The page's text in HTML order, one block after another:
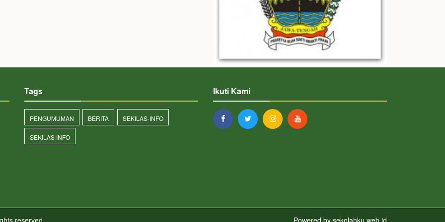
Tags
PENGUMUMAN BERITA SEKILAS-INFO
SEKILAS INFO
Ikuti Kami